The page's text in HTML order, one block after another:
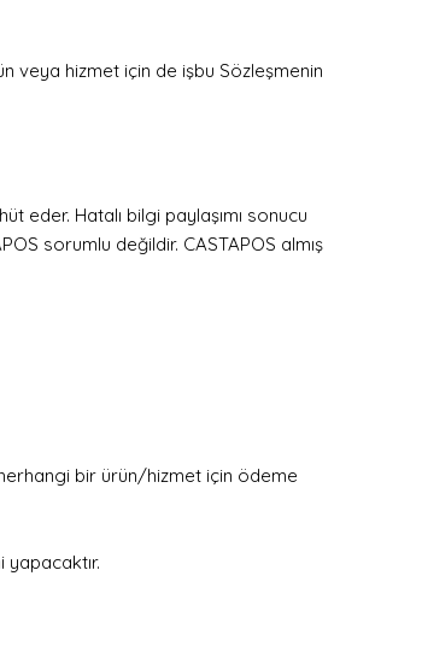
veya hizmet için de işbu Sözleşmenin
eder. Hatalı bilgi paylaşımı sonucu
sorumlu değildir. CASTAPOS almış
bir ürün/hizmet için ödeme
yapacaktır.